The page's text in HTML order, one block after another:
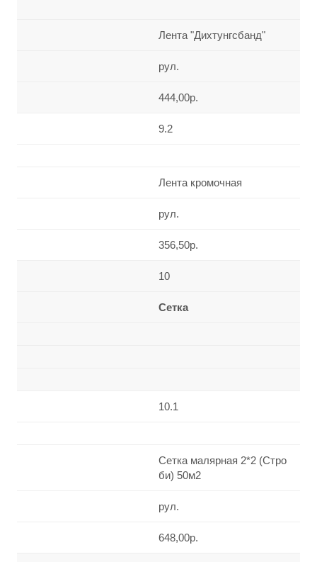
Лента "Дихтунгсбанд"
рул.
444,00р.
9.2
Лента кромочная
рул.
356,50р.
10
Сетка
10.1
Сетка малярная 2*2 (Стро
би) 50м2
рул.
648,00р.